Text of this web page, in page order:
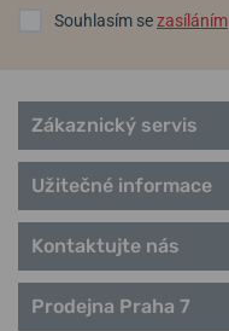
Souhlasím sezasíláním
Zákaznický servis
Užitečné informace
Kontaktujte nás
Prodejna Praha 7